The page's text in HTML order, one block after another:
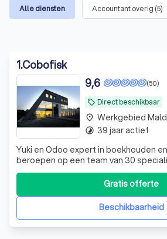
Alle diensten Accountant overig (5)
1.Cobofisk
local_offer Direct beschikbaar
(50)
9,6
Yuki en Odoo expert in boekhouden en finance
beroepen op een team van 30
medewerkers worden permanent
hebben jarenlange ervaring in het
correct bedrijfsadvies. We hebben doorheen de jaren voor
tal van bedrijven en sectorenBeschikbaarheid
Gratis offerte
place Werkgebied
timelapse 39 jaar actief